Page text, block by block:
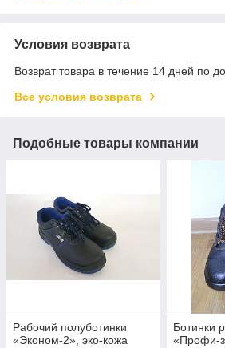
Условия возврата
Возврат товара в течение 14 дней по
Все условия возврата
Подобные товары компании
Рабочий полуботинки
«Эконом-2», эко-кожа
Ботинки
«Профи-